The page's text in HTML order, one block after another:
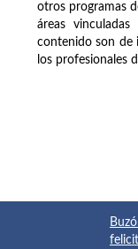
otros programas
áreas
contenido son de
los profesionales